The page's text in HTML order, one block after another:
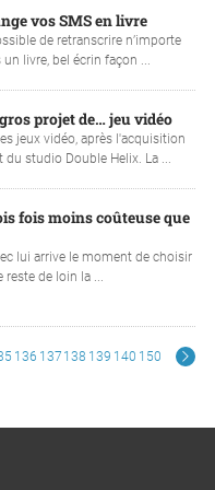
vos SMS en livre
de retranscrire n’importe
livre, bel écrin façon ...
projet de… jeu vidéo
jeux vidéo, après l'acquisition
studio Double Helix. La ...
fois moins coûteuse que
lui arrive le moment de choisir
reste de loin la ...
136 137 138 139 140 150